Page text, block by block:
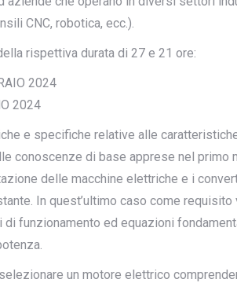
CNC, robotica, ecc.).
rispettiva durata di 27 e 21 ore:
2024
2024
e specifiche relative alle
conoscenze di base apprese nel
delle macchine elettriche e i
In quest’ultimo caso come
funzionamento ed equazioni
un motore elettrico